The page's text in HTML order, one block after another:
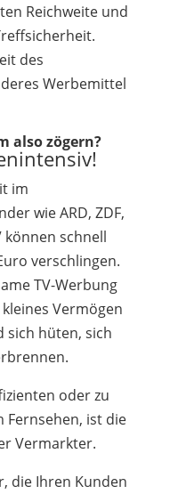
Reichweite und
des
Werbemittel
also zögern?
im
wie ARD, ZDF,
können schnell
verschlingen.
TV-Werbung
Vermögen
sich hüten, sich
oder zu
Fernsehen, ist die
Vermarkter.
die Ihren Kunden